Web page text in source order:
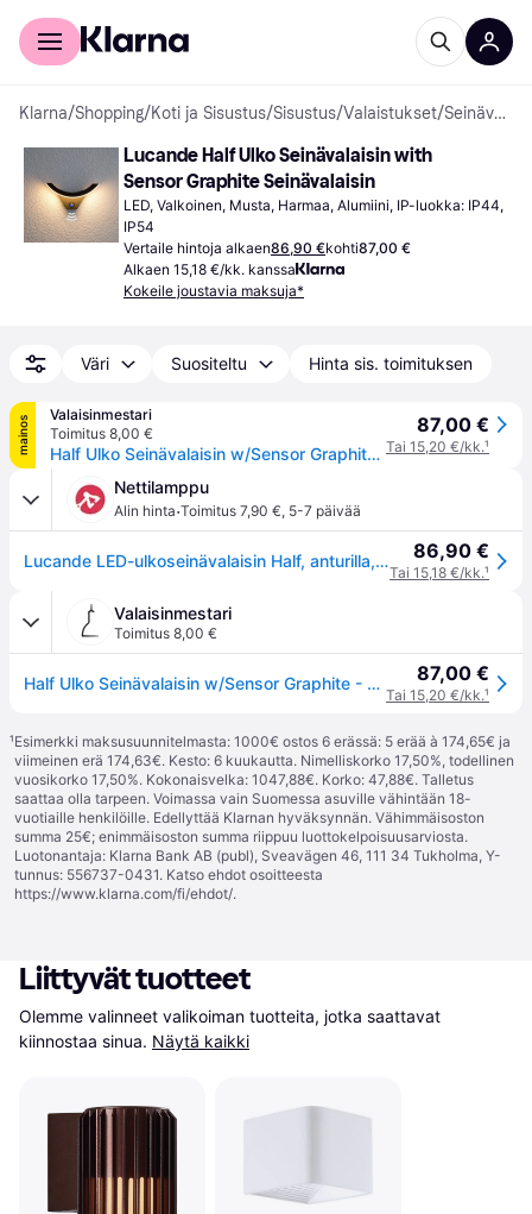
Kuluttajille
Klarna/Shopping/Koti ja Sisustus/Sisustus/Valaistukset/ Seinävalaisimet
Lucande Half Ulko Seinävalaisin with
Sensor Graphite Seinävalaisin
LED, Valkoinen, Musta, Harmaa, Alumiini, IP-luokka: IP44,
IP54
Vertaile hintoja alkaen86,90 €kohti87,00 €
Alkaen 15,18 €/kk. kanssa
Kokeile joustavia maksuja*
Väri Suositeltu Hinta sis. toimituksen
mainos
Valaisinmestari
Toimitus 8,00 €
Half Ulko Seinävalaisin w/Sensor Graphite - Lucande - Parveke - Moderni - Alumiini - Yksilamppuinen
87,00 €
Tai 15,20 €/kk.¹
Nettilamppu
Alin hinta·Toimitus 7,90 €, 5-7 päivää
Lucande LED-ulkoseinävalaisin Half, anturilla, antrasiitti, IP54 - antrasiitti, valkoinen 86,90 €
Tai 15,18 €/kk.¹
Valaisinmestari
Toimitus 8,00 €
Half Ulko Seinävalaisin w/Sensor Graphite - Lucande - Parveke - Moderni - Alumiini - Yksilamppuinen 87,00 €
Tai 15,20 €/kk.¹
¹Esimerkki maksusuunnitelmasta: 1000€ ostos 6 erässä: 5 erää à 174,65€ ja
viimeinen erä 174,63€. Kesto: 6 kuukautta. Nimelliskorko 17,50%, todellinen
vuosikorko 17,50%. Kokonaisvelka: 1047,88€. Korko: 47,88€. Talletus
saattaa olla tarpeen. Voimassa vain Suomessa asuville vähintään 18-
vuotiaille henkilöille. Edellyttää Klarnan hyväksynnän. Vähimmäisoston
summa 25€; enimmäisoston summa riippuu luottokelpoisuusarviosta.
Luotonantaja: Klarna Bank AB (publ), Sveavägen 46, 111 34 Tukholma, Y-
tunnus: 556737-0431. Katso ehdot osoitteesta
https://www.klarna.com/fi/ehdot/.
Liittyvät tuotteet
Olemme valinneet valikoiman tuotteita, jotka saattavat
kiinnostaa sinua. Näytä kaikki